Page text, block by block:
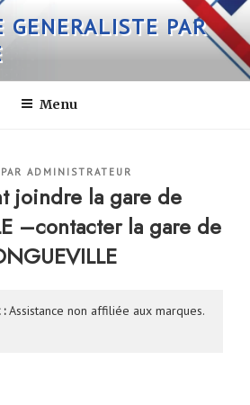
GENERALISTE PAR
Menu
PAR ADMINISTRATEUR
joindre la gare de
–contacter la gare de
Assistance non affiliée aux marques.